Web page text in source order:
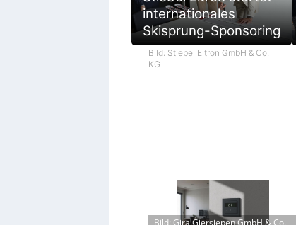
internationales
Skisprung-Sponsoring
Bild: Stiebel Eltron GmbH & Co.
KG